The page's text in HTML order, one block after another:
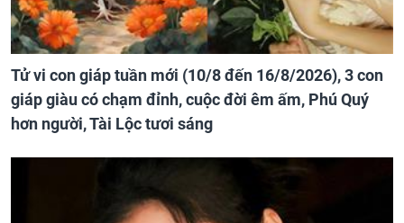
Tử vi con giáp tuần mới (10/8 đến 16/8/2026), 3 con
giáp giàu có chạm đỉnh, cuộc đời êm ấm, Phú Quý
hơn người, Tài Lộc tươi sáng